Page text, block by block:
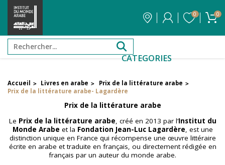
0 0
CATEGORIES
FILTRER PAR PRIX
Filtrer par attribut
Auteur
Accueil > Livres en arabe > Prix de la littérature arabe >
Prix de la littérature arabe- Lagardère
Prix de la littérature arabe
Le Prix de la littérature arabe , créé en 2013 par l’Institut du
Monde Arabe et la Fondation Jean-Luc Lagardère , est une
distinction unique en France qui récompense une œuvre littéraire
écrite en arabe et traduite en français, ou directement rédigée en
français par un auteur du monde arabe.